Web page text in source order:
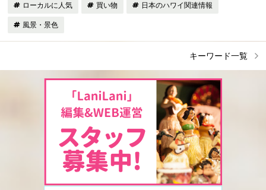
ローカルに人気 買い物 日本のハワイ関連情報
風景・景色
キーワード一覧